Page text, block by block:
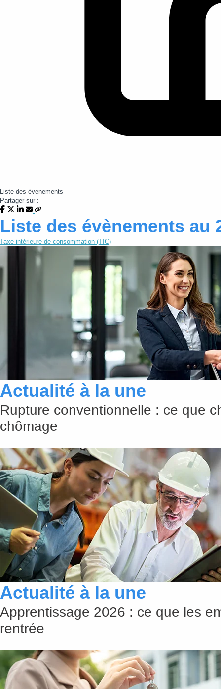
Liste des évènements
Partager sur :
Liste des évènements au
Taxe intérieure de consommation (TIC)
Actualité à la une
Rupture conventionnelle : ce que
chômage
Actualité à la une
Apprentissage 2026 : ce que les
rentrée